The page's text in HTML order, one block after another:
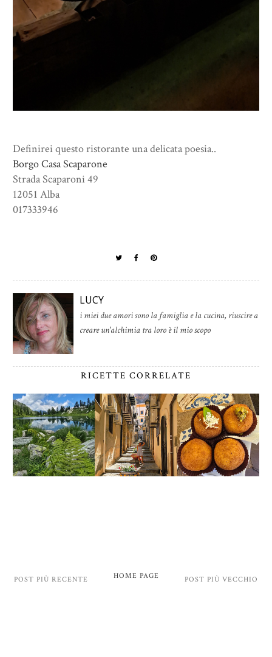
Definirei questo ristorante una delicata poesia..
Borgo Casa Scaparone
Strada Scaparoni 49
12051 Alba
017333946
LUCY
i miei due amori sono la famiglia e la cucina, riuscire a
creare un'alchimia tra loro è il mio scopo
RICETTE CORRELATE
POST PIÙ RECENTE POST PIÙ VECCHIO
HOME PAGE